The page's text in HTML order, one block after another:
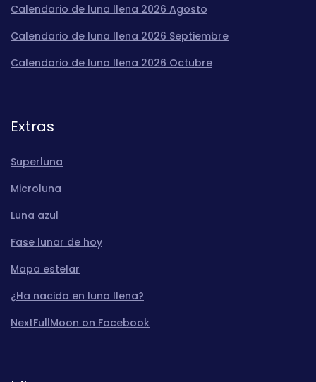
Calendario de luna llena 2026 Agosto
Calendario de luna llena 2026 Septiembre
Calendario de luna llena 2026 Octubre
Extras
Superluna
Microluna
Luna azul
Fase lunar de hoy
Mapa estelar
¿Ha nacido en luna llena?
NextFullMoon on Facebook